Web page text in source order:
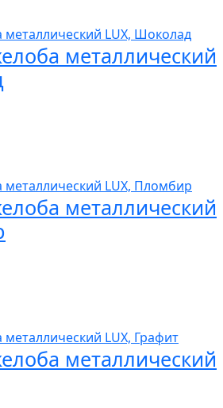
металлический
металлический
металлический